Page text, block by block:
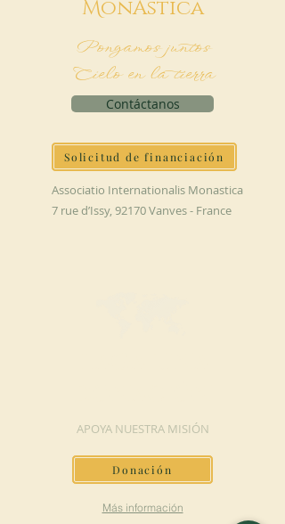
MonAstica
Pongamos juntos
Cielo en la tierra
Contáctanos
Solicitud de financiación
Associatio Internationalis Monastica
7 rue d’Issy, 92170 Vanves - France
APOYA NUESTRA MISIÓN
Donación
Más información